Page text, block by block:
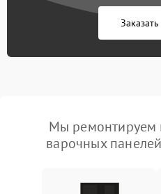
Мы ремонтируем
варочных